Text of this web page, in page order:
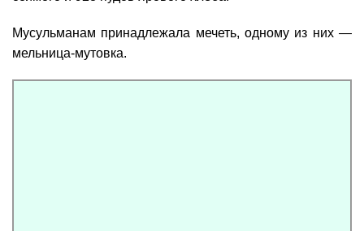
Мусульманам принадлежала мечеть, одному из них —
мельница-мутовка.